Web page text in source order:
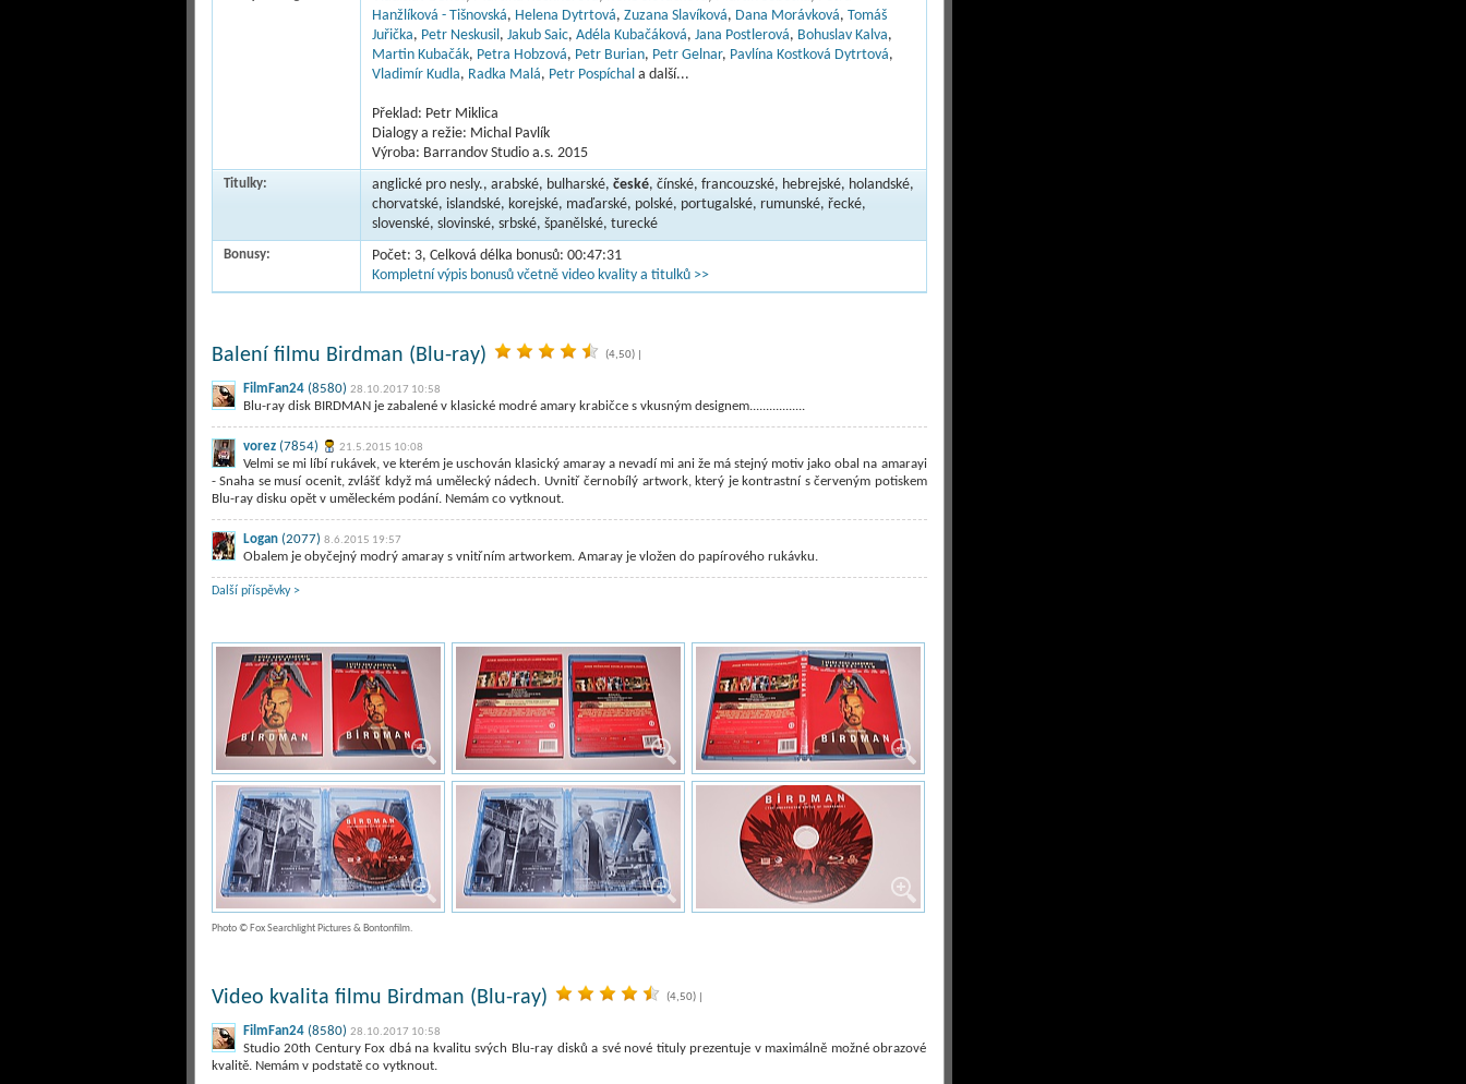
Hanžlíková - Tišnovská, Helena Dytrtová, Zuzana Slavíková, Dana Morávková, Tomáš
Juřička, Petr Neskusil, Jakub Saic, Adéla Kubačáková, Jana Postlerová, Bohuslav Kalva,
Martin Kubačák, Petra Hobzová, Petr Burian, Petr Gelnar, Pavlína Kostková Dytrtová,
Vladimír Kudla, Radka Malá, Petr Pospíchala další...
Překlad: Petr Miklica
Dialogy a režie: Michal Pavlík
Výroba: Barrandov Studio a.s. 2015
Titulky: anglické pro nesly., arabské, bulharské, české, čínské, francouzské, hebrejské, holandské,
chorvatské, islandské, korejské, maďarské, polské, portugalské, rumunské, řecké,
slovenské, slovinské, srbské, španělské, turecké
Bonusy:
Počet: 3, Celková délka bonusů: 00:47:31
Kompletní výpis bonusů včetně video kvality a titulků >>
Balení filmu Birdman (Blu-ray) (4,50)|
FilmFan24 (8580) 28.10.2017 10:58
Blu-ray disk BIRDMAN je zabalené v klasické modré amary krabičce s vkusným designem.................
vorez (7854) 21.5.2015 10:08
Velmi se mi líbí rukávek, ve kterém je uschován klasický amaray a nevadí mi ani že má stejný motiv jako obal na amarayi
- Snaha se musí ocenit, zvlášť když má umělecký nádech. Uvnitř černobílý artwork, který je kontrastní s červeným potiskem
Blu-ray disku opět v uměleckém podání. Nemám co vytknout.
Logan (2077) 8.6.2015 19:57
Obalem je obyčejný modrý amaray s vnitřním artworkem. Amaray je vložen do papírového rukávku.
Další příspěvky >
Photo © Fox Searchlight Pictures & Bontonfilm.
Video kvalita filmu Birdman (Blu-ray) (4,50)|
FilmFan24 (8580) 28.10.2017 10:58
Studio 20th Century Fox dbá na kvalitu svých Blu-ray disků a své nové tituly prezentuje v maximálně možné obrazové
kvalitě. Nemám v podstatě co vytknout.